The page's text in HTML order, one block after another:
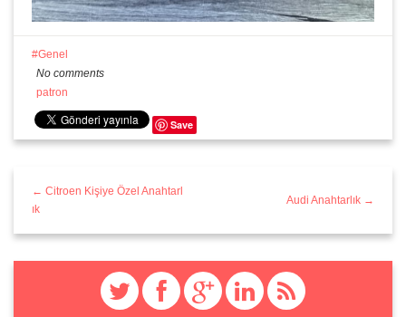
Genel
No comments
patron
Save
← Citroen Kişiye Özel Anahtarl
ık
Audi Anahtarlık →